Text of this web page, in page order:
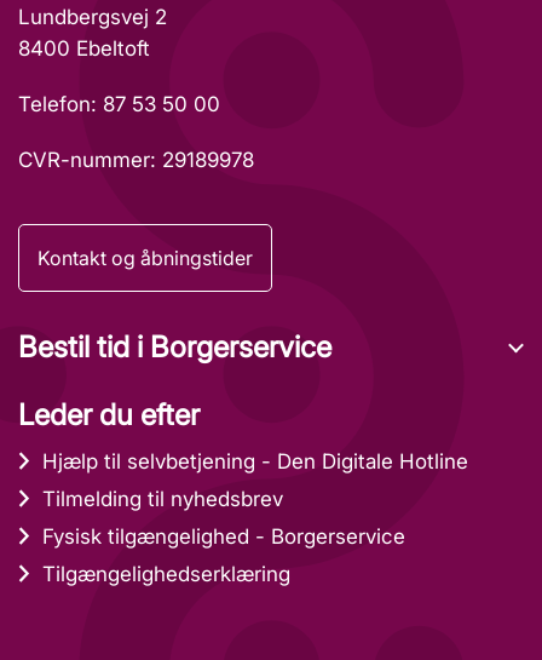
Lundbergsvej 2
8400 Ebeltoft
Telefon: 87 53 50 00
CVR-nummer: 29189978
Kontakt og åbningstider
Bestil tid i Borgerservice
Leder du efter
Hjælp til selvbetjening - Den Digitale Hotline
Tilmelding til nyhedsbrev
Fysisk tilgængelighed - Borgerservice
Tilgængelighedserklæring